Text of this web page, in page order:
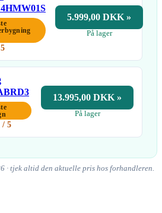
5.999,00 DKK »
På lager
5
13.995,00 DKK »
På lager
· tjek altid den aktuelle pris hos forhandleren.